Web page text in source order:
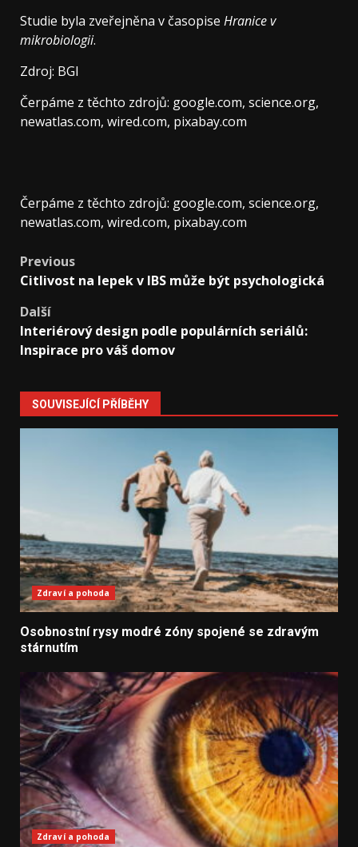
Studie byla zveřejněna v časopise Hranice v
mikrobiologii.
Zdroj: BGI
Čerpáme z těchto zdrojů: google.com, science.org,
newatlas.com, wired.com, pixabay.com
Čerpáme z těchto zdrojů: google.com, science.org,
newatlas.com, wired.com, pixabay.com
Post
navigation
Previous
Citlivost na lepek v IBS může být psychologická
Další
Interiérový design podle populárních seriálů:
Inspirace pro váš domov
SOUVISEJÍCÍ PŘÍBĚHY
Zdraví a pohoda
Osobnostní rysy modré zóny spojené se zdravým
stárnutím
Zdraví a pohoda